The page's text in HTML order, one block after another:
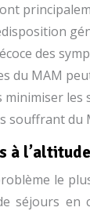
des
du MAM
minimiser
souffrant du
à
le
séjours en